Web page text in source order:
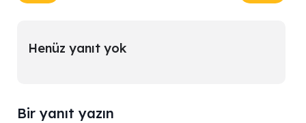
Henüz yanıt yok
Bir yanıt yazın